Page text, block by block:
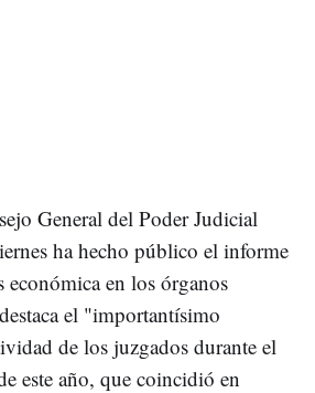
General del Poder Judicial
ha hecho público el informe
económica en los órganos
el "importantísimo
de los juzgados durante el
este año, que coincidió en